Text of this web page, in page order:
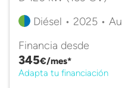
Diésel • 2025 •
Financia desde
345€/mes*
Adapta tu financiación